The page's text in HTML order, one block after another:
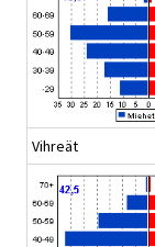
Vihreät